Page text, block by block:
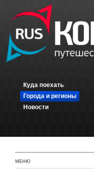
Куда поехать
Города и регионы
Новости
МЕНЮ